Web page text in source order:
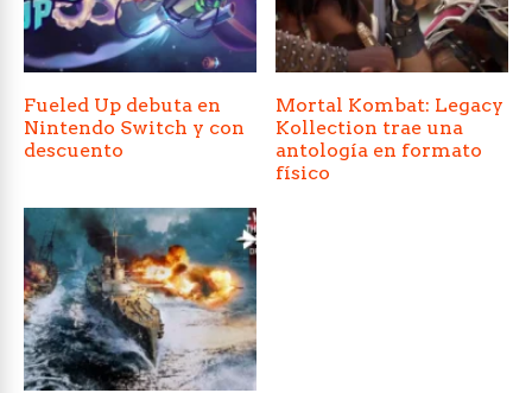
Fueled Up debuta en
Nintendo Switch y con
descuento
Mortal Kombat: Legacy
Kollection trae una
antología en formato
físico